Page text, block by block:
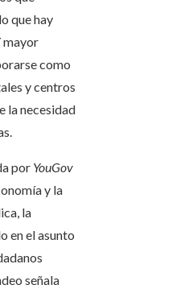
que hay
mayor
como
y centros
la necesidad
por YouGov
y la
la
en el asunto
señala